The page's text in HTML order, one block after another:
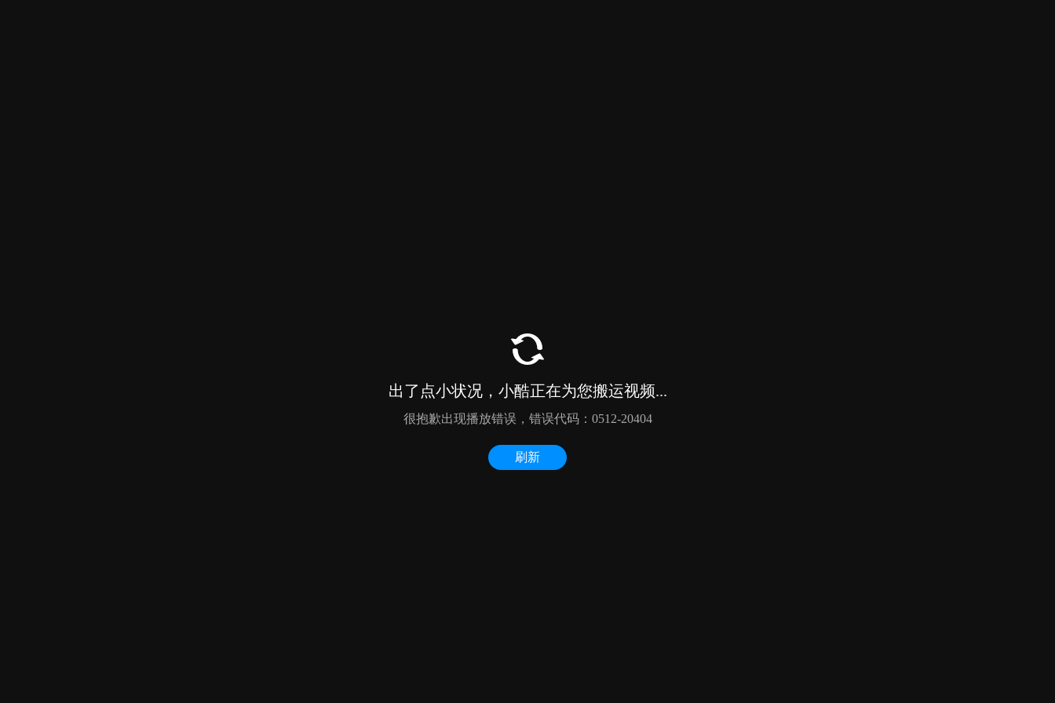
出了点小状况，小酷正在为您搬运视频...
很抱歉出现播放错误，错误代码：0512-20404
刷新